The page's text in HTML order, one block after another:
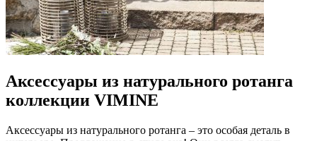
Аксессуары из натурального ротанга
коллекции VIMINE
Аксессуары из натурального ротанга – это особая деталь в